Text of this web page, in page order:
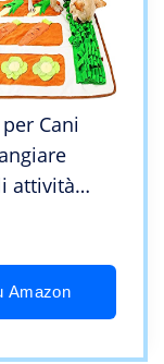
Cani
attività
Amazon